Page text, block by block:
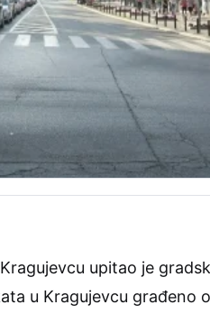
upitao je
u Kragujevcu građeno